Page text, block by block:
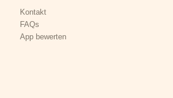
Kontakt
FAQs
App bewerten